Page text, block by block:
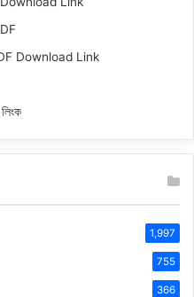
Download Link
1,997
755
366